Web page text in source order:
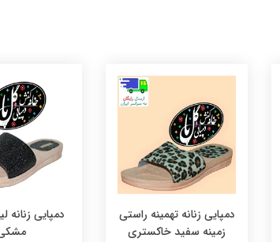
دمپایی زنانه تهمینه راستی
زمینه سفید خاکستری
دمپایی زنانه